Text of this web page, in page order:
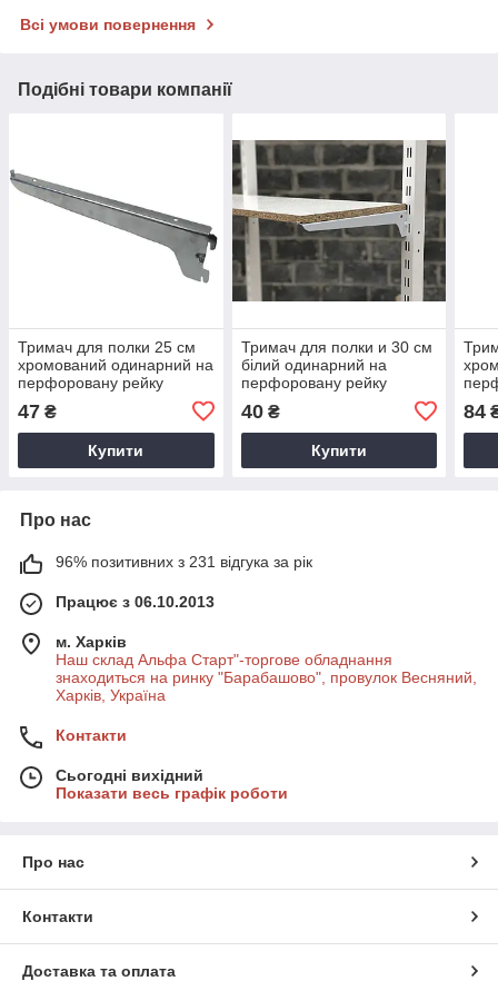
Всі умови повернення
Подібні товари компанії
Тримач для полки 25 см
хромований одинарний на
перфоровану рейку
47 ₴
Купити
Тримач для полки и 30 см
білий одинарний на
перфоровану рейку
40₴
Купити
84
Про нас
96% позитивних з 231 відгука за рік
Працює з 06.10.2013
м. Харків
Наш склад Альфа Старт"-торгове обладнання
знаходиться на ринку "Барабашово", провулок Весняний,
Харків, Україна
Контакти
Сьогодні вихідний
Показати весь графік роботи
Про нас
Контакти
Доставка та оплата